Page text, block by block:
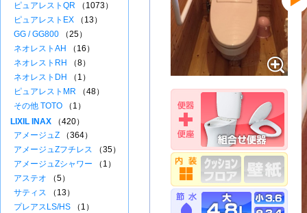
ピュアレストQR （1073）
ピュアレストEX （13）
GG / GG800 （25）
ネオレストAH
（16）
ネオレストRH
（8）
ネオレストDH
（1）
ピュアレストMR （48）
その他 TOTO （1）
LIXIL INAX （420）
アメージュZ （364）
アメージュZフチレス （35）
アメージュZシャワー （1）
アステオ （5）
サティス （13）
プレアスLS/HS （1）